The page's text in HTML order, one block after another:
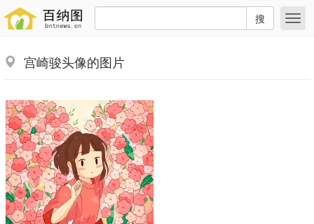
搜
宫崎骏头像的图片